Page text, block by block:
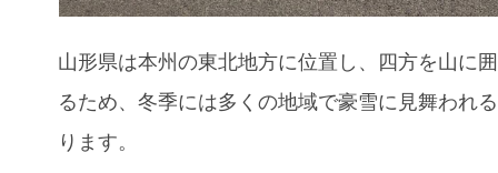
山形県は本州の東北地方に位置し、四方を山に
るため、冬季には多くの地域で豪雪に見舞われ
ります。